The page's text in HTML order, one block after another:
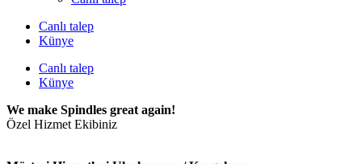
Canlı talep
Künye
Canlı talep
Künye
We make Spindles great again!
Özel Hizmet Ekibiniz